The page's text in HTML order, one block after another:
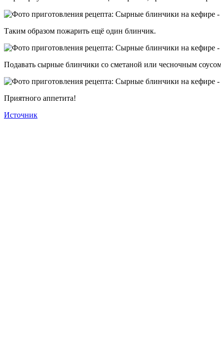
Таким образом пожарить ещё один блинчик.
Подавать сырные блинчики со сметаной или чесночным
Приятного аппетита!
Источник